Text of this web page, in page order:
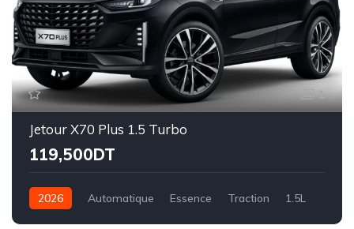
1
Jetour X70 Plus 1.5 Turbo
119,500DT
2026 Automatique Essence Traction 1.5L